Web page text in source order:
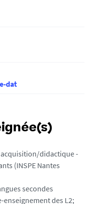
dat
didactique -
(INSPE Nantes
secondes
des L2;